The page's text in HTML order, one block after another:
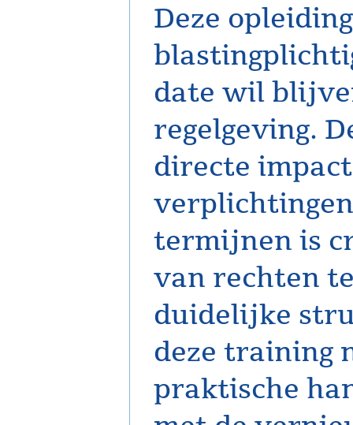
Deze
date wil
regelgeving.
directe
termijnen is
van rechten
duidelijke
deze training
praktische